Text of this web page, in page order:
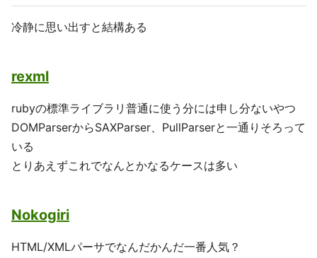
冷静に思い出すと結構ある
rexml
rubyの標準ライブラリ普通に使う分には申し分ないやつ
DOMParserからSAXParser、PullParserと一通りそろって
いる
とりあえずこれでなんとかなるケースは多い
Nokogiri
HTML/XMLパーサでなんだかんだ一番人気？